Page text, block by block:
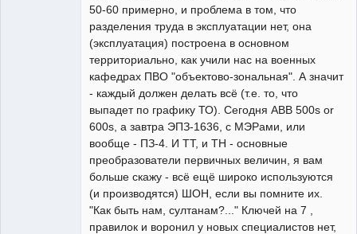
50-60 примерно, и проблема в том, что
разделения труда в эксплуатации нет, она
(эксплуатация) построена в основном
территориально, как учили нас на военных
кафедрах ПВО "объектово-зональная". А значит
- каждый должен делать всё (т.е. то, что
выпадет по графику ТО). Сегодня ABB 500s or
600s, а завтра ЭПЗ-1636, с МЭРами, или
вообще - ПЗ-4. И ТТ, и ТН - основные
преобразователи первичных величин, я вам
больше скажу - всё ещё широко используются
(и производятся) ШОН, если вы помните их.
"Как быть нам, султанам?..." Ключей на 7 ,
правилок и воронил у новых специалистов нет,